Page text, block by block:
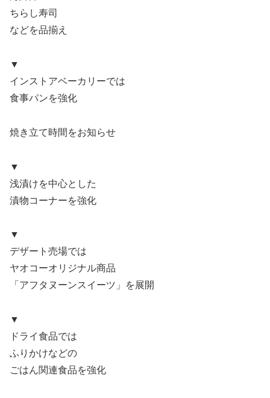
ちらし寿司
などを品揃え
▼
インストアベーカリーでは
食事パンを強化
焼き立て時間をお知らせ
▼
浅漬けを中心とした
漬物コーナーを強化
▼
デザート売場では
ヤオコーオリジナル商品
「アフタヌーンスイーツ」を展開
▼
ドライ食品では
ふりかけなどの
ごはん関連食品を強化